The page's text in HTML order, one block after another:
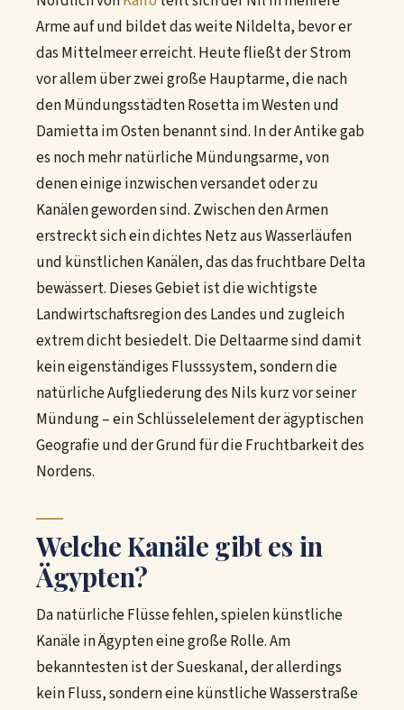
Arme auf und bildet das weite Nildelta, bevor er
das Mittelmeer erreicht. Heute fließt der Strom
vor allem über zwei große Hauptarme, die nach
den Mündungsstädten Rosetta im Westen und
Damietta im Osten benannt sind. In der Antike gab
es noch mehr natürliche Mündungsarme, von
denen einige inzwischen versandet oder zu
Kanälen geworden sind. Zwischen den Armen
erstreckt sich ein dichtes Netz aus Wasserläufen
und künstlichen Kanälen, das das fruchtbare Delta
bewässert. Dieses Gebiet ist die wichtigste
Landwirtschaftsregion des Landes und zugleich
extrem dicht besiedelt. Die Deltaarme sind damit
kein eigenständiges Flusssystem, sondern die
natürliche Aufgliederung des Nils kurz vor seiner
Mündung – ein Schlüsselelement der ägyptischen
Geografie und der Grund für die Fruchtbarkeit des
Nordens.
Welche Kanäle gibt es in
Ägypten?
Da natürliche Flüsse fehlen, spielen künstliche
Kanäle in Ägypten eine große Rolle. Am
bekanntesten ist der Sueskanal, der allerdings
kein Fluss, sondern eine künstliche Wasserstraße